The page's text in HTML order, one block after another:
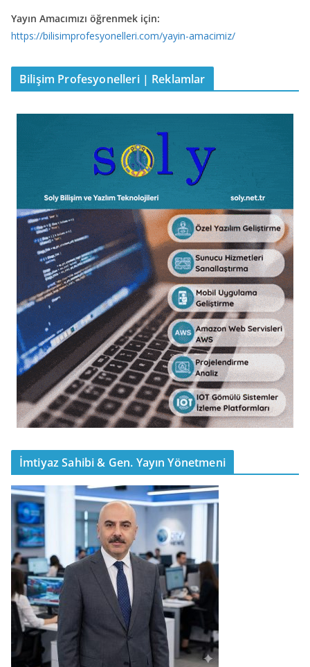
Yayın Amacımızı öğrenmek için:
https://bilisimprofesyonelleri.com/yayin-amacimiz/
Bilişim Profesyonelleri | Reklamlar
İmtiyaz Sahibi & Gen. Yayın Yönetmeni